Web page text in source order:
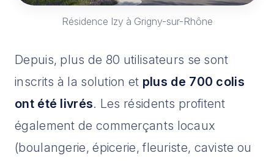
Résidence Izy à Grigny-sur-Rhône
Depuis, plus de 80 utilisateurs se sont
inscrits à la solution et plus de 700 colis
ont été livrés. Les résidents profitent
également de commerçants locaux
(boulangerie, épicerie, fleuriste, caviste ou